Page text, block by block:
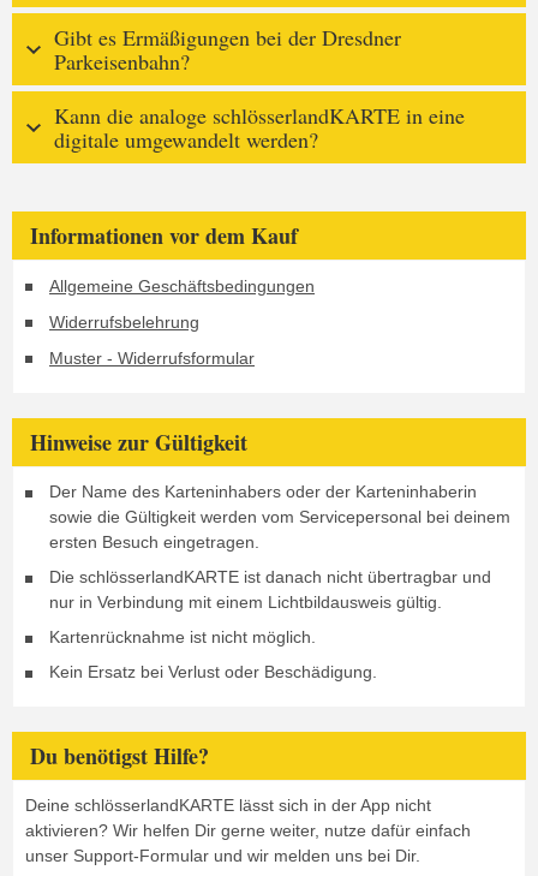
Gibt es Ermäßigungen bei der Dresdner
Parkeisenbahn?
Kann die analoge schlösserlandKARTE in eine
digitale umgewandelt werden?
Informationen vor dem Kauf
Allgemeine Geschäftsbedingungen
Widerrufsbelehrung
Muster - Widerrufsformular
Hinweise zur Gültigkeit
Der Name des Karteninhabers oder der Karteninhaberin
sowie die Gültigkeit werden vom Servicepersonal bei deinem
ersten Besuch eingetragen.
Die schlösserlandKARTE ist danach nicht übertragbar und
nur in Verbindung mit einem Lichtbildausweis gültig.
Kartenrücknahme ist nicht möglich.
Kein Ersatz bei Verlust oder Beschädigung.
Du benötigst Hilfe?
Deine schlösserlandKARTE lässt sich in der App nicht
aktivieren? Wir helfen Dir gerne weiter, nutze dafür einfach
unser Support-Formular und wir melden uns bei Dir.